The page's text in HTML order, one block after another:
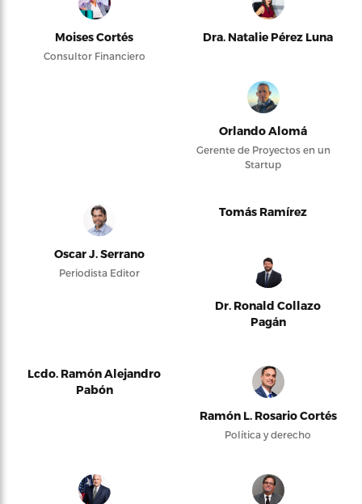
Moises Cortés
Consultor Financiero
Dra. Natalie Pérez Luna
Orlando Alomá
Gerente de Proyectos en un
Startup
Oscar J. Serrano
Periodista Editor
Tomás Ramírez
Dr. Ronald Collazo
Pagán
Lcdo. Ramón Alejandro
Pabón
Ramón L. Rosario Cortés
Política y derecho